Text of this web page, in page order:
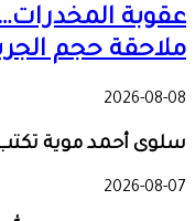
عقوبة
ملاحقة حجم
2026-08-08
سلوى أحمد موية
2026-08-07